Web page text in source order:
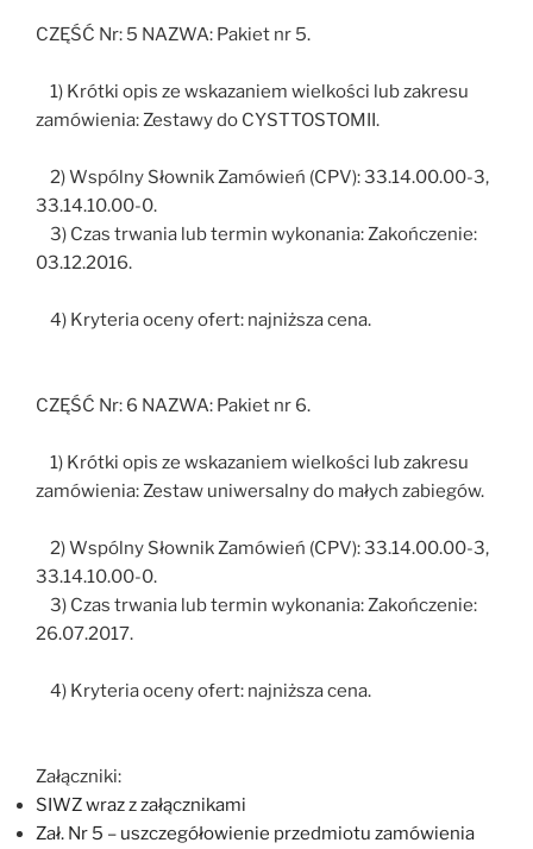
CZĘŚĆ Nr: 5 NAZWA: Pakiet nr 5.
1) Krótki opis ze wskazaniem wielkości lub zakresu
zamówienia: Zestawy do CYSTTOSTOMII.
2) Wspólny Słownik Zamówień (CPV): 33.14.00.00-3,
33.14.10.00-0.
3) Czas trwania lub termin wykonania: Zakończenie:
03.12.2016.
4) Kryteria oceny ofert: najniższa cena.
CZĘŚĆ Nr: 6 NAZWA: Pakiet nr 6.
1) Krótki opis ze wskazaniem wielkości lub zakresu
zamówienia: Zestaw uniwersalny do małych zabiegów.
2) Wspólny Słownik Zamówień (CPV): 33.14.00.00-3,
33.14.10.00-0.
3) Czas trwania lub termin wykonania: Zakończenie:
26.07.2017.
4) Kryteria oceny ofert: najniższa cena.
Załączniki:
SIWZ wraz z załącznikami
Zał. Nr 5 – uszczegółowienie przedmiotu zamówienia